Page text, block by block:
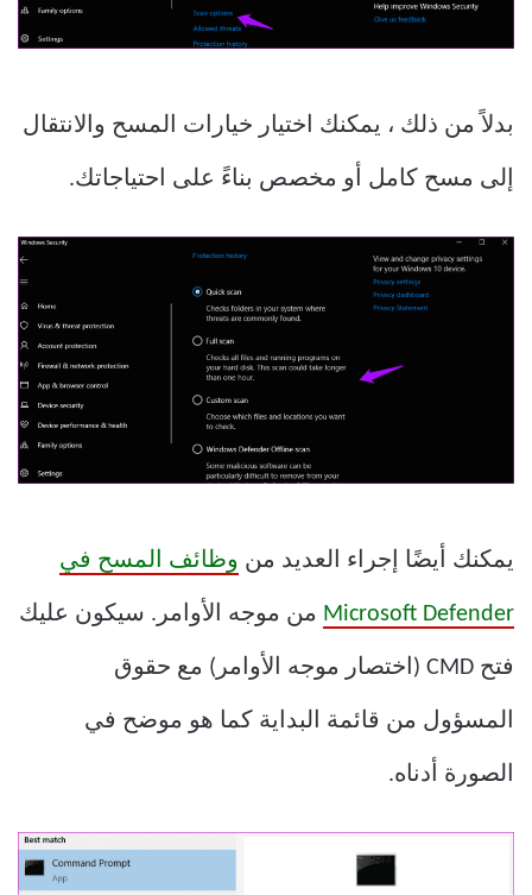
بدلاً من ذلك ، يمكنك اختيار خيارات المسح والانتقال
إلى مسح كامل أو مخصص بناءً على احتياجاتك.
يمكنك أيضًا إجراء العديد من وظائف المسح في
Microsoft Defender من موجه الأوامر. سيكون عليك
فتح CMD (اختصار موجه الأوامر) مع حقوق
المسؤول من قائمة البداية كما هو موضح في
الصورة أدناه.